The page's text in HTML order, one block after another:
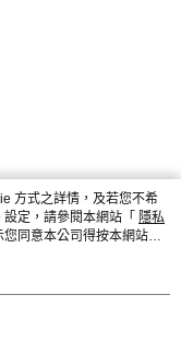
發現惡意使用之情形，
並採取法律行動。
方式之詳情，及若您不希
定，請參閱本網站「 隱私
同意本公司得按本網站使